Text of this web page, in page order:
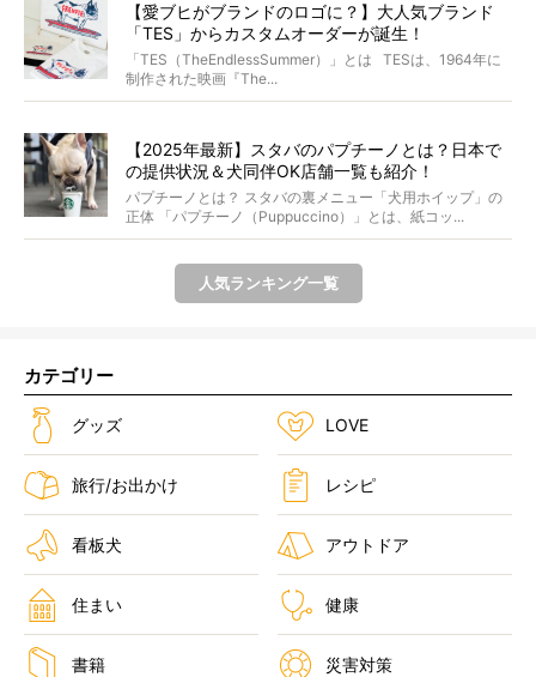
【愛ブヒがブランドのロゴに？】大人気ブランド
「TES」からカスタムオーダーが誕生！
「TES（TheEndlessSummer）」とは TESは、1964年に
制作された映画『The...
【2025年最新】スタバのパプチーノとは？日本で
の提供状況＆犬同伴OK店舗一覧も紹介！
パプチーノとは？ スタバの裏メニュー「犬用ホイップ」の
正体 「パプチーノ（Puppuccino）」とは、紙コッ...
人気ランキング一覧
カテゴリー
グッズ LOVE
旅行/お出かけ レシピ
看板犬 アウトドア
住まい 健康
書籍 災害対策